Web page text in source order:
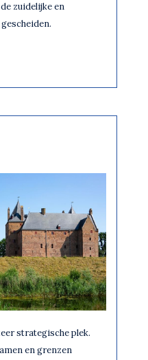
zuidelijke en
strategische plek.
en grenzen